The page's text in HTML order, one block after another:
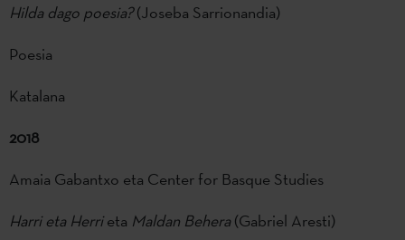
Hilda dago poesia?(Joseba Sarrionandia)
Poesia
Katalana
2018
Amaia Gabantxo eta Center for Basque Studies
Harri eta Herrieta Maldan Behera(Gabriel Aresti)